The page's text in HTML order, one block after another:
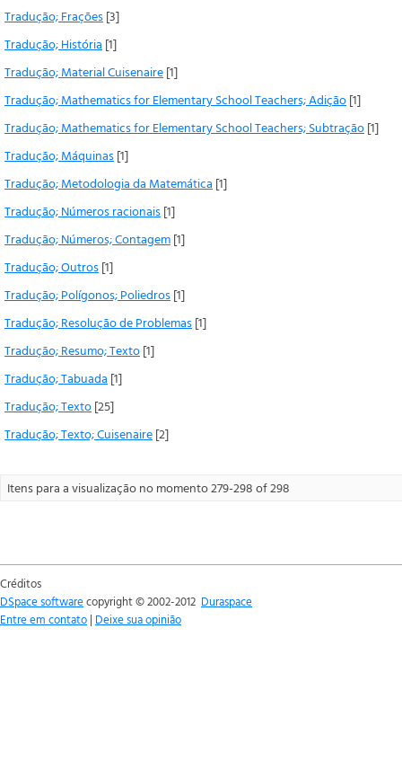
Tradução; Frações[3]
Tradução; História [1]
Tradução; Material Cuisenaire[1]
Tradução; Mathematics for Elementary School Teachers; Adição[1]
Tradução; Mathematics for Elementary School Teachers; Subtração[1]
Tradução; Máquinas[1]
Tradução; Metodologia da Matemática [1]
Tradução; Números racionais[1]
Tradução; Números; Contagem[1]
Tradução; Outros[1]
Tradução; Polígonos; Poliedros[1]
Tradução; Resolução de Problemas[1]
Tradução; Resumo; Texto[1]
Tradução; Tabuada [1]
Tradução; Texto[25]
Tradução; Texto; Cuisenaire[2]
Itens para a visualização no momento 279-298 of 298
Créditos
DSpace softwarecopyright © 2002-2012 Duraspace
Entre em contato | Deixe sua opinião